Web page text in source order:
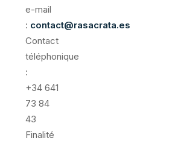
e-mail
: contact@rasacrata.es
Contact
téléphonique
:
+34 641
73 84
43
Finalité